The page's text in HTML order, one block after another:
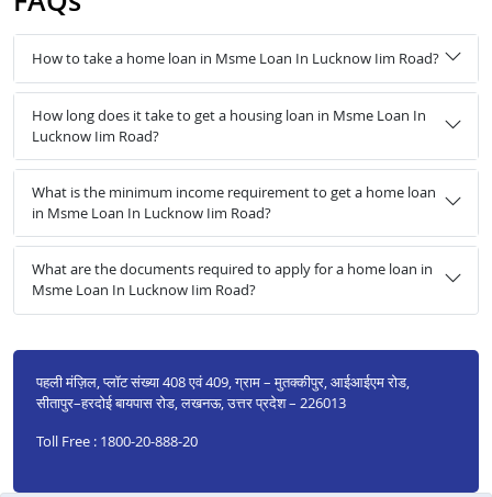
How to take a home loan in Msme Loan In Lucknow Iim Road?
How long does it take to get a housing loan in Msme Loan In
Lucknow Iim Road?
What is the minimum income requirement to get a home loan
in Msme Loan In Lucknow Iim Road?
What are the documents required to apply for a home loan in
Msme Loan In Lucknow Iim Road?
पहली मंज़िल, प्लॉट संख्या 408 एवं 409, ग्राम – मुतक्कीपुर, आईआईएम रोड,
सीतापुर–हरदोई बायपास रोड, लखनऊ, उत्तर प्रदेश – 226013
Toll Free : 1800-20-888-20